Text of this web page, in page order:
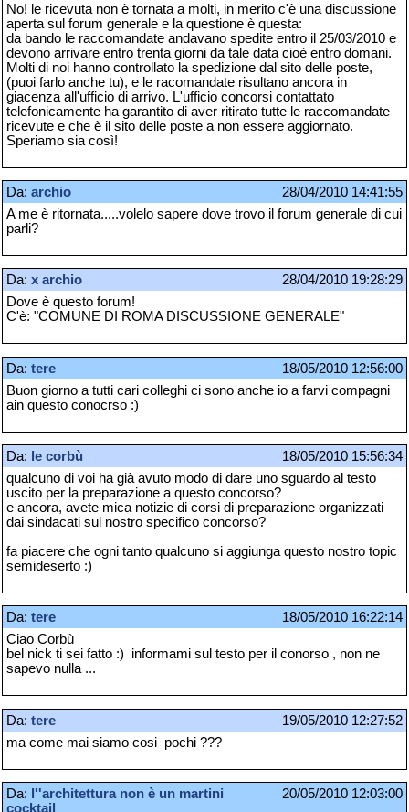
No! le ricevuta non è tornata a molti, in merito c'è una discussione
aperta sul forum generale e la questione è questa:
da bando le raccomandate andavano spedite entro il 25/03/2010 e
devono arrivare entro trenta giorni da tale data cioè entro domani.
Molti di noi hanno controllato la spedizione dal sito delle poste,
(puoi farlo anche tu), e le racomandate risultano ancora in
giacenza all'ufficio di arrivo. L'ufficio concorsi contattato
telefonicamente ha garantito di aver ritirato tutte le raccomandate
ricevute e che è il sito delle poste a non essere aggiornato.
Speriamo sia così!
Da: archio
28/04/2010 14:41:55
A me è ritornata.....volelo sapere dove trovo il forum generale di cui
parli?
Da: x archio
28/04/2010 19:28:29
Dove è questo forum!
C'è: "COMUNE DI ROMA DISCUSSIONE GENERALE"
Da: tere
18/05/2010 12:56:00
Buon giorno a tutti cari colleghi ci sono anche io a farvi compagni
ain questo conocrso :)
Da: le corbù
18/05/2010 15:56:34
qualcuno di voi ha già avuto modo di dare uno sguardo al testo
uscito per la preparazione a questo concorso?
e ancora, avete mica notizie di corsi di preparazione organizzati
dai sindacati sul nostro specifico concorso?
fa piacere che ogni tanto qualcuno si aggiunga questo nostro topic
semideserto :)
Da: tere
18/05/2010 16:22:14
Ciao Corbù
bel nick ti sei fatto :) informami sul testo per il conorso , non ne
sapevo nulla ...
Da: tere
19/05/2010 12:27:52
ma come mai siamo cosi pochi ???
Da: l''architettura non è un martini
cocktail
20/05/2010 12:03:00